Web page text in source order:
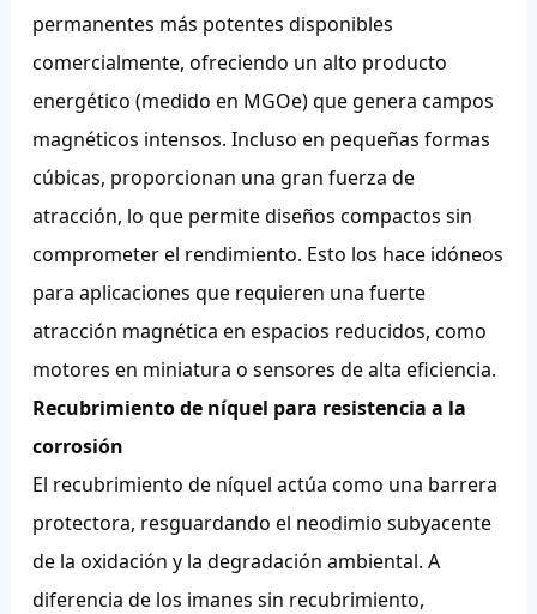
permanentes más potentes disponibles
comercialmente, ofreciendo un alto producto
energético (medido en MGOe) que genera campos
magnéticos intensos. Incluso en pequeñas formas
cúbicas, proporcionan una gran fuerza de
atracción, lo que permite diseños compactos sin
comprometer el rendimiento. Esto los hace idóneos
para aplicaciones que requieren una fuerte
atracción magnética en espacios reducidos, como
motores en miniatura o sensores de alta eficiencia.
Recubrimiento de níquel para resistencia a la
corrosión
El recubrimiento de níquel actúa como una barrera
protectora, resguardando el neodimio subyacente
de la oxidación y la degradación ambiental. A
diferencia de los imanes sin recubrimiento,